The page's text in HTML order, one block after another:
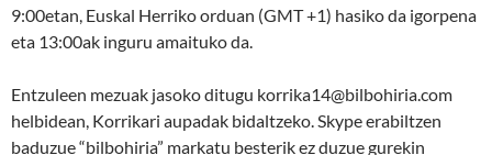
9:00etan, Euskal Herriko orduan (GMT +1) hasiko da igorpena
eta 13:00ak inguru amaituko da.
Entzuleen mezuak jasoko ditugu korrika14@bilbohiria.com
helbidean, Korrikari aupadak bidaltzeko. Skype erabiltzen
baduzue “bilbohiria” markatu besterik ez duzue gurekin